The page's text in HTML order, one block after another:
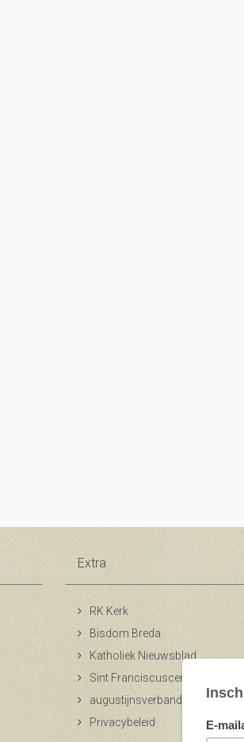
Extra
RK Kerk
Bisdom Breda
Katholiek Nieuwsblad
Sint Franciscuscentrum
augustijnsverband.nl
Privacybeleid